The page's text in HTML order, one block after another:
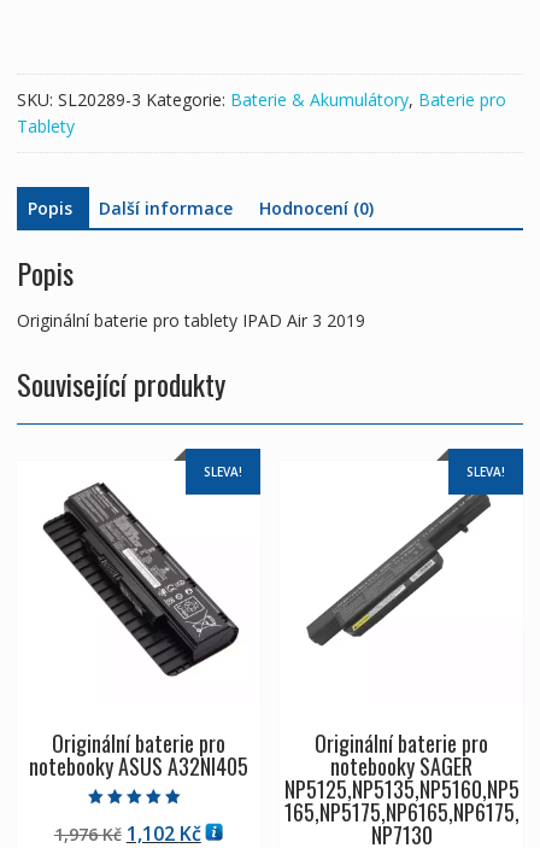
množství
SKU: SL20289-3 Kategorie: Baterie & Akumulátory, Baterie pro
Tablety
Popis Další informace Hodnocení (0)
Popis
Originální baterie pro tablety IPAD Air 3 2019
Související produkty
SLEVA!
Originální baterie pro
notebooky ASUS A32NI405
5.00
1,976Kč Původní
1,102 KčAktuální
SLEVA!
Originální baterie pro
notebooky SAGER
NP5125,NP5135,NP5160,NP5
165,NP5175,NP6165,NP6175,
NP7130